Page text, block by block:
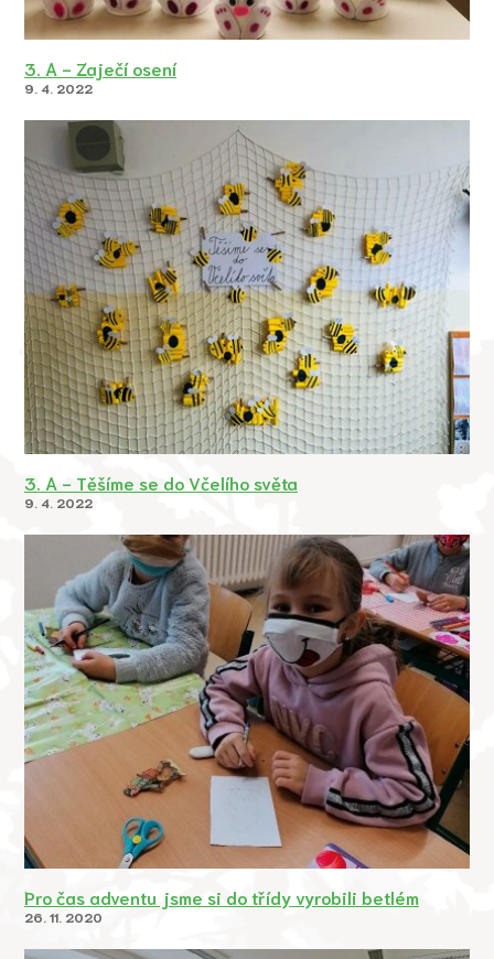
3. A - Zaječí osení
9. 4. 2022
3. A - Těšíme se do Včelího světa
9. 4. 2022
Pro čas adventu jsme si do třídy vyrobili betlém
26. 11. 2020